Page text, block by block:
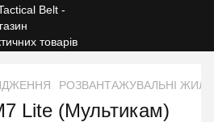
РОЗВАНТАЖУВАЛЬНІ
Lite (Мультикам)